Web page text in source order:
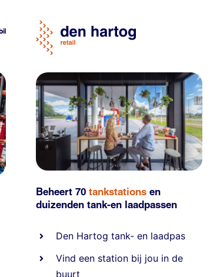
Beheert 70tankstationsen
duizendentank-en laadpassen
Den Hartog tank- en laadpas
Vind een station bij jou in de
buurt